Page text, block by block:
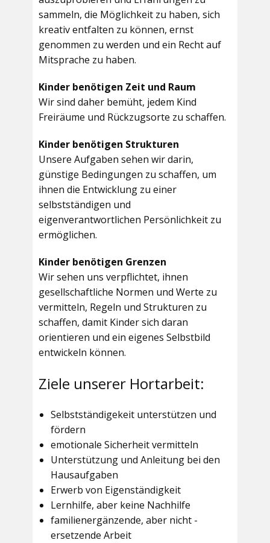
sammeln, die Möglichkeit zu haben, sich
kreativ entfalten zu können, ernst
genommen zu werden und ein Recht auf
Mitsprache zu haben.
Kinder benötigen Zeit und Raum
Wir sind daher bemüht, jedem Kind
Freiräume und Rückzugsorte zu schaffen.
Kinder benötigen Strukturen
Unsere Aufgaben sehen wir darin,
günstige Bedingungen zu schaffen, um
ihnen die Entwicklung zu einer
selbstständigen und
eigenverantwortlichen Persönlichkeit zu
ermöglichen.
Kinder benötigen Grenzen
Wir sehen uns verpflichtet, ihnen
gesellschaftliche Normen und Werte zu
vermitteln, Regeln und Strukturen zu
schaffen, damit Kinder sich daran
orientieren und ein eigenes Selbstbild
entwickeln können.
Ziele unserer Hortarbeit:
Selbstständigekeit unterstützen und
fördern
emotionale Sicherheit vermitteln
Unterstützung und Anleitung bei den
Hausaufgaben
Erwerb von Eigenständigkeit
Lernhilfe, aber keine Nachhilfe
familienergänzende, aber nicht -
ersetzende Arbeit